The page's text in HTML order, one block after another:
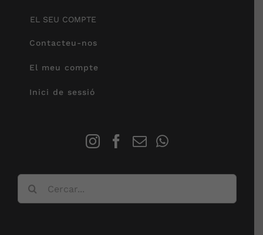
EL SEU COMPTE
Contacteu-nos
El meu compte
Inici de sessió